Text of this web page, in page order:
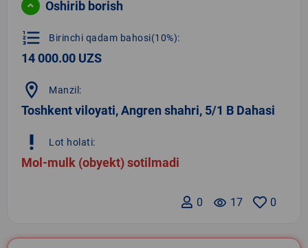
Oshirib borish
format_list_numbered Birinchi qadam bahosi(10%):
14 000.00 UZS
location_on Manzil:
Toshkent viloyati, Angren shahri, 5/1 B Dahasi
priority_high Lot holati:
Mol-mulk (obyekt) sotilmadi
0
remove_red_eye 17
0